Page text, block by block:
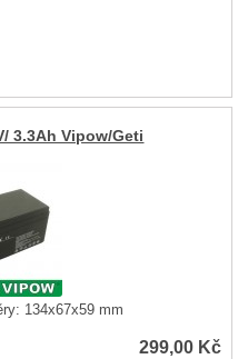
3.3Ah Vipow/Geti
134x67x59 mm
299,00 Kč